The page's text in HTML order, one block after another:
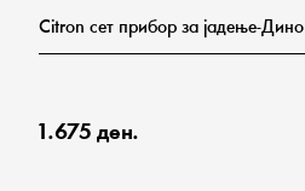
Citron сет прибор за јадење-Дино
1.675 ден.